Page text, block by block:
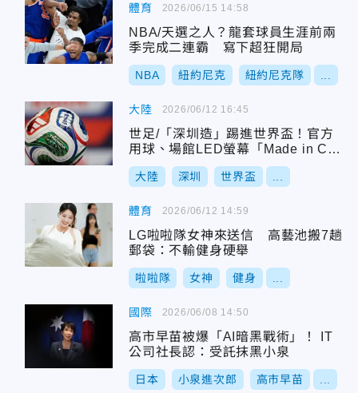
體育
NBA/天選之人？龍套球員生涯前兩
季完成二連霸 寫下超狂開局
NBA 紐約尼克 紐約尼克隊
2026/06/15 14:58
大陸
世足/「深圳造」踢進世界盃！官方
用球、場館LED螢幕「Made in Chi
na」
大陸 深圳 世界盃
2026/06/12 16:45
體育
LG啦啦隊女神來送信 高藝池搬7趟
郵袋：不輸健身硬舉
啦啦隊 女神 健身
2026/06/12 14:59
國際
高市早苗被爆「AI暗黑戰術」！ IT
公司社長認：受託抹黑小泉
日本 小泉進次郎 高市早苗
2026/06/08 14:50